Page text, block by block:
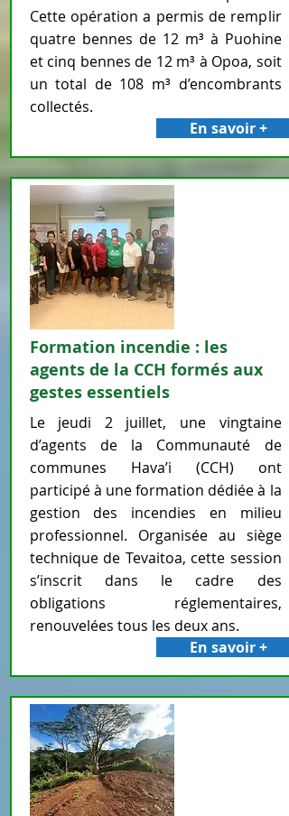
Cette opération a permis de remplir
quatre bennes de 12 m³ à Puohine
et cinq bennes de 12 m³ à Opoa, soit
un total de 108 m³ d’encombrants
collectés.
En savoir +
Formation incendie : les
agents de la CCH formés aux
gestes essentiels
Le jeudi 2 juillet, une vingtaine
d’agents de la Communauté de
communes Hava’i (CCH) ont
participé à une formation dédiée à la
gestion des incendies en milieu
professionnel. Organisée au siège
technique de Tevaitoa, cette session
s’inscrit dans le cadre des
obligations réglementaires,
renouvelées tous les deux ans.
En savoir +